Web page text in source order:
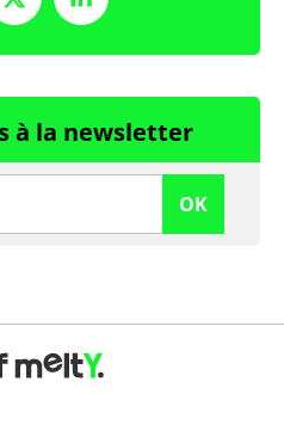
à la newsletter
OK